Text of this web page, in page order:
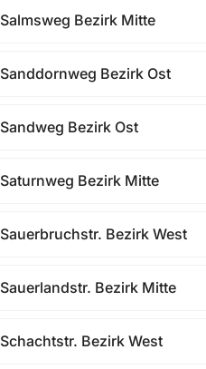
Salmsweg Bezirk Mitte
Sanddornweg Bezirk Ost
Sandweg Bezirk Ost
Saturnweg Bezirk Mitte
Sauerbruchstr. Bezirk West
Sauerlandstr. Bezirk Mitte
Schachtstr. Bezirk West